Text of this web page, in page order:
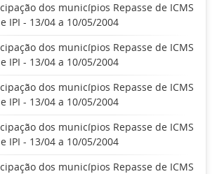
dos municípios Repasse de ICMS
e IPI - 13/04 a 10/05/2004
dos municípios Repasse de ICMS
e IPI - 13/04 a 10/05/2004
dos municípios Repasse de ICMS
e IPI - 13/04 a 10/05/2004
dos municípios Repasse de ICMS
e IPI - 13/04 a 10/05/2004
dos municípios Repasse de ICMS